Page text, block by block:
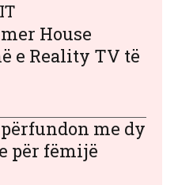
House
e Reality TV të
përfundon me dy
për fëmijë